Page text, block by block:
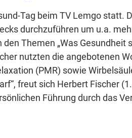
Tag beim TV Lemgo
durchzuführen um u.a.
Themen „Was
nutzten die angebotenen
(PMR) sowie
freut sich Herbert Fischer
Führung durch das